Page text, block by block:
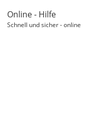
Online - Hilfe
Schnell und sicher - online